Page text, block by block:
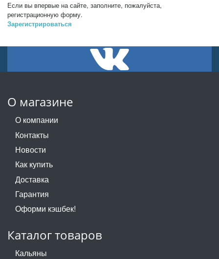
Если вы впервые на сайте, заполните, пожалуйста,
регистрационную форму.
Зарегистрироваться
О магазине
О компании
Контакты
Новости
Как купить
Доставка
Гарантия
Оформи кэшбек!
Каталог товаров
Кальяны